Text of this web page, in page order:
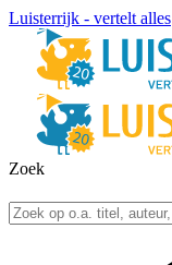
Luisterrijk - vertelt alles
Zoek